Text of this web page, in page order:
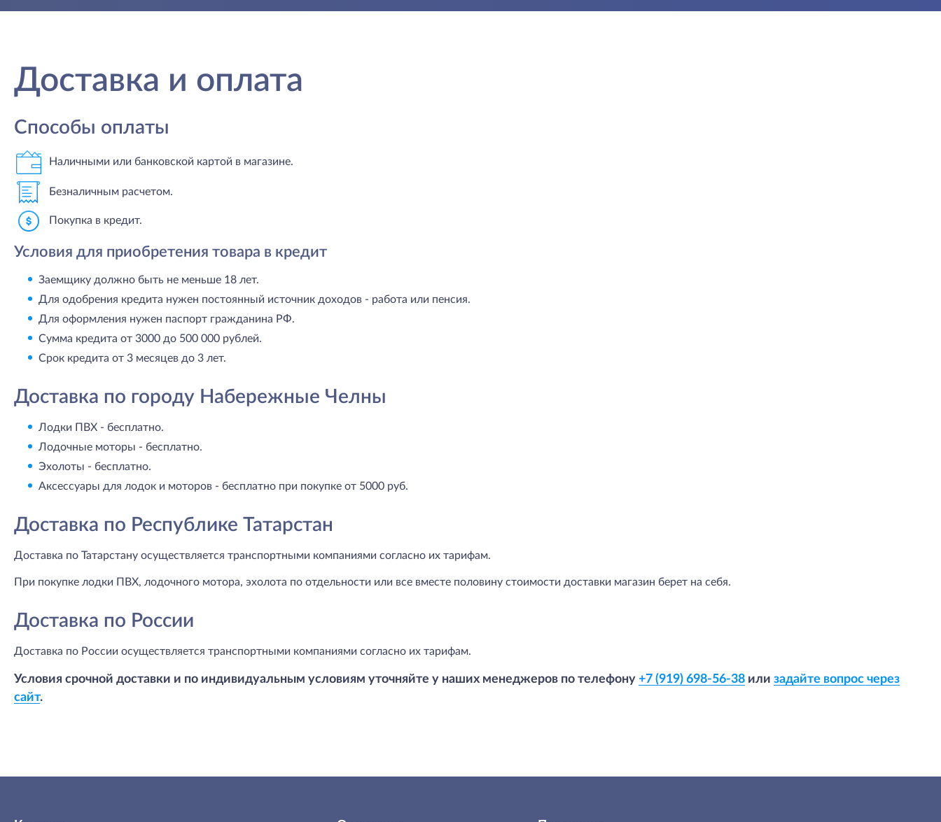
Доставка и оплата
Способы оплаты
Наличными или банковской картой в магазине.
Безналичным расчетом.
Покупка в кредит.
Условия для приобретения товара в кредит
Заемщику должно быть не меньше 18 лет.
Для одобрения кредита нужен постоянный источник доходов - работа или пенсия.
Для оформления нужен паспорт гражданина РФ.
Сумма кредита от 3000 до 500 000 рублей.
Срок кредита от 3 месяцев до 3 лет.
Доставка по городу Набережные Челны
Лодки ПВХ - бесплатно.
Лодочные моторы - бесплатно.
Эхолоты - бесплатно.
Аксессуары для лодок и моторов - бесплатно при покупке от 5000 руб.
Доставка по Республике Татарстан
Доставка по Татарстану осуществляется транспортными компаниями согласно их тарифам.
При покупке лодки ПВХ, лодочного мотора, эхолота по отдельности или все вместе половину стоимости доставки магазин берет на себя.
Доставка по России
Доставка по России осуществляется транспортными компаниями согласно их тарифам.
Условия срочной доставки и по индивидуальным условиям уточняйте у наших менеджеров по телефону +7 (919) 698-56-38 или задайте вопрос через
сайт.